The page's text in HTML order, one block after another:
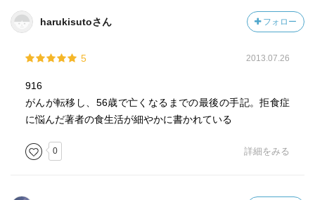
harukisutoさん フォロー
5 2013.07.26
916
がんが転移し、56歳で亡くなるまでの最後の手記。拒食症
に悩んだ著者の食生活が細やかに書かれている
0 詳細をみる